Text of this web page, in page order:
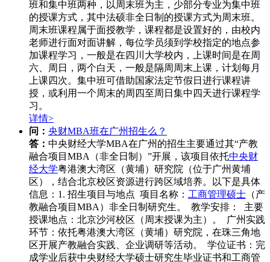
班和集中班两种，以周末班为主，少部分专业为集中班
的授课方式，其中法硕非全日制的授课方式为周末班。
周末班课程属于面授教学，课程都是设置好的，由校内
老师进行面对面讲解，每位学员须到学校指定的地点参
加课程学习，一般是在四川大学校内，上课时间是在周
六、周日，两个白天，一般是隔周周末上课，计划每月
上课四次。集中班可借助国家法定节假日进行课程讲
授，或利用一个周末的周四至周日集中四天进行课程学
习。
详情>
问： 央财MBA班在广州招生么？
答： 中央财经大学MBA在广州的招生主要通过其“产教
融合项目MBA（非全日制）”开展，该项目依托中央财
经大学粤港澳大湾区（黄埔）研究院（位于广州黄埔
区），结合北京校区资源进行跨区域培养。以下是具体
信息：1. 招生项目与地点 项目名称： 工商管理硕士 （产
教融合项目MBA）非全日制研究生。 教学安排： 主要
授课地点：北京沙河校区（周末授课为主）。 广州实践
环节：依托粤港澳大湾区（黄埔）研究院，在珠三角地
区开展产教融合实践、企业调研等活动。 学位证书：完
成学业后获中央财经大学硕士研究生毕业证书和工商管